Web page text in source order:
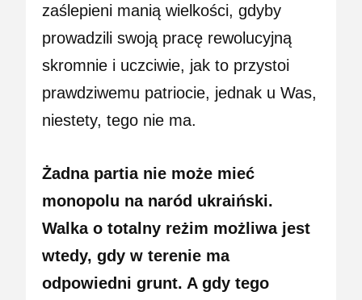
zaślepieni manią wielkości, gdyby
prowadzili swoją pracę rewolucyjną
skromnie i uczciwie, jak to przystoi
prawdziwemu patriocie, jednak u Was,
niestety, tego nie ma.
Żadna partia nie może mieć
monopolu na naród ukraiński.
Walka o totalny reżim możliwa jest
wtedy, gdy w terenie ma
odpowiedni grunt. A gdy tego